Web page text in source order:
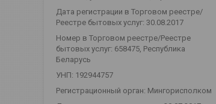
Дата регистрации в Торговом реестре/
Реестре бытовых услуг: 30.08.2017
Номер в Торговом реестре/Реестре
бытовых услуг: 658475, Республика
Беларусь
УНП: 192944757
Регистрационный орган: Мингорисполком